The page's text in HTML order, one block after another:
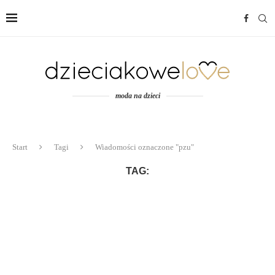
moda na dzieci
Start Tagi Wiadomości oznaczone "pzu"
TAG: